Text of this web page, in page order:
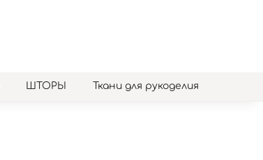
ШТОРЫ Ткани для рукоделия